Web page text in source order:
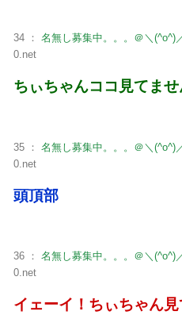
34 ： 名無し募集中。。。＠＼(^o^)
0.net
ちぃちゃんココ見てま
35 ： 名無し募集中。。。＠＼(^o^)
0.net
頭頂部
36 ： 名無し募集中。。。＠＼(^o^)
0.net
イェーイ！ちぃちゃん見